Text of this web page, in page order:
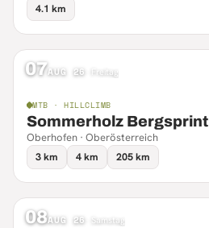
4.1 km
07AUG 26 Freitag
MTB · HILLCLIMB
Sommerholz Bergsprint
Oberhofen · Oberösterreich
3 km
4 km 205 km
08AUG 26 Samstag